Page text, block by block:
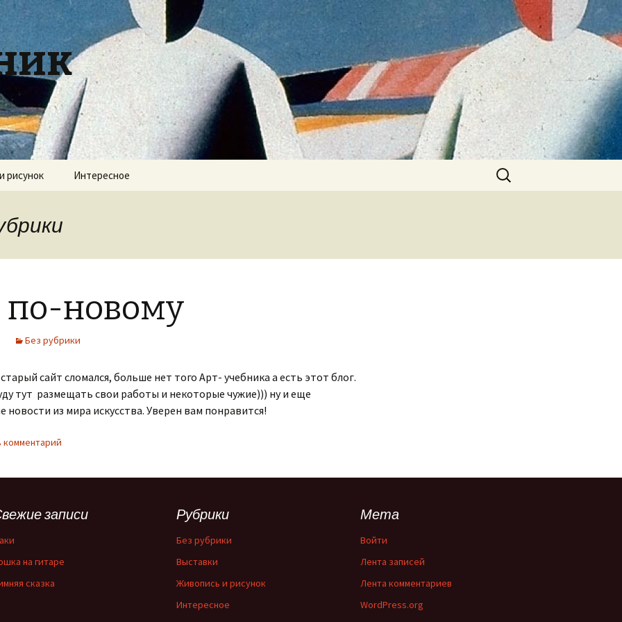
рисунок Интересное Найти:
по-новому
Без рубрики
сайт сломался, больше нет того Арт- учебника а есть этот блог.
тут размещать свои работы и некоторые чужие))) ну и еще
новости из мира искусства. Уверен вам понравится!
комментарий
записи
на гитаре
сказка
Рубрики
Без рубрики
Выставки
Живопись и рисунок
Интересное
Мета
Войти
Лента записей
Лента комментариев
WordPress.org